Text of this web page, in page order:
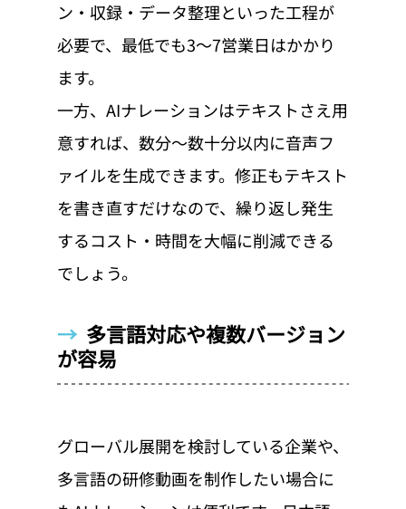
ン・収録・データ整理といった工程が
必要で、最低でも3〜7営業日はかかり
ます。
一方、AIナレーションはテキストさえ用
意すれば、数分〜数十分以内に音声フ
ァイルを生成できます。修正もテキスト
を書き直すだけなので、繰り返し発生
するコスト・時間を大幅に削減できる
でしょう。
→ 多言語対応や複数バージョン
が容易
グローバル展開を検討している企業や、
多言語の研修動画を制作したい場合に